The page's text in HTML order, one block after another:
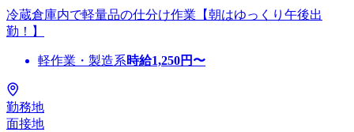
冷蔵倉庫内で軽量品の仕分け作業【朝はゆっくり午後出
勤！】
軽作業・製造系時給1,250円〜
勤務地
面接地